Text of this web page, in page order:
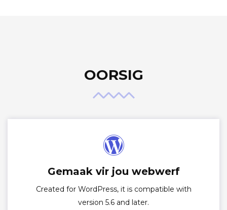
OORSIG
Gemaak vir jou webwerf
Created for WordPress, it is compatible with
version 5.6 and later.